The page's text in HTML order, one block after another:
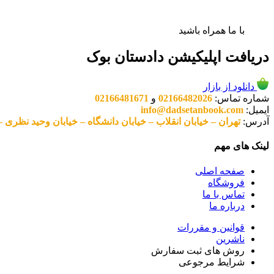
با ما همراه باشید
دریافت اپلیکیشن دادستان بوک
دانلود از بازار
شماره تماس: 02166482026 و 02166481671
ایمیل: info@dadsetanbook.com
آدرس:تهران – خیابان انقلاب – خیابان دانشگاه – خیابان وحید نظری – پلاک 49 واحد 3 کد پستی:
لینک های مهم
صفحه اصلی
فروشگاه
تماس با ما
درباره ما
قوانین و مقررات
ناشرین
روش های ثبت سفارش
شرایط مرجوعی